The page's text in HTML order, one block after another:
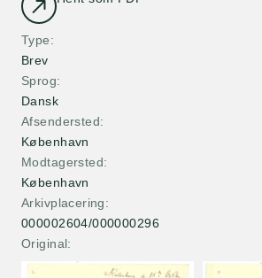
Type
Brev
Sprog
Dansk
Afsendersted
København
Modtagersted
København
Arkivplacering
000002604/000000296
Original